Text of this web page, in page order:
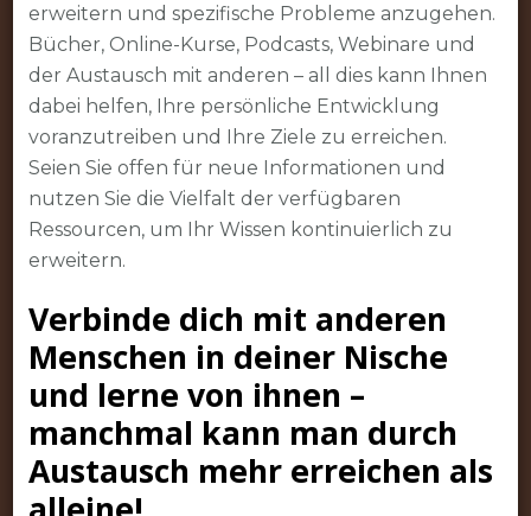
erweitern und spezifische Probleme anzugehen.
Bücher, Online-Kurse, Podcasts, Webinare und
der Austausch mit anderen – all dies kann Ihnen
dabei helfen, Ihre persönliche Entwicklung
voranzutreiben und Ihre Ziele zu erreichen.
Seien Sie offen für neue Informationen und
nutzen Sie die Vielfalt der verfügbaren
Ressourcen, um Ihr Wissen kontinuierlich zu
erweitern.
Verbinde dich mit anderen
Menschen in deiner Nische
und lerne von ihnen –
manchmal kann man durch
Austausch mehr erreichen als